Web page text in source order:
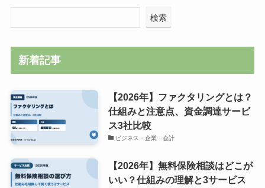
検索
新着記事
【2026年】ファクタリングとは？
仕組みと注意点、資金調達サービ
ス3社比較
ビジネス・企業・会計
【2026年】無料保険相談はどこが
いい？仕組みの理解と3サービス